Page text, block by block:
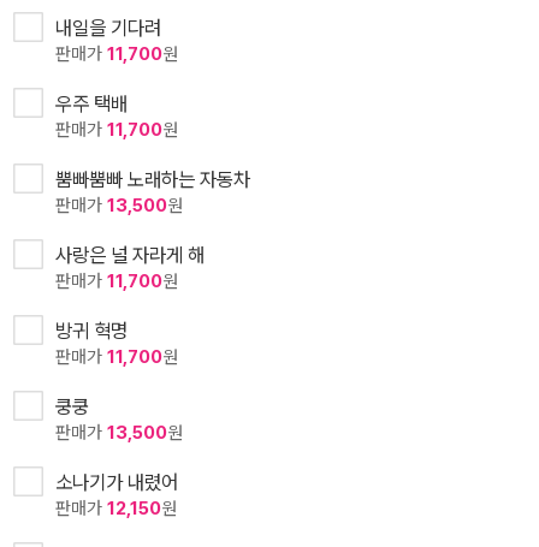
내일을 기다려
판매가 11,700원
우주 택배
판매가 11,700원
뿜빠뿜빠 노래하는 자동차
판매가 13,500원
사랑은 널 자라게 해
판매가 11,700원
방귀 혁명
판매가 11,700원
쿵쿵
판매가 13,500원
소나기가 내렸어
판매가 12,150원